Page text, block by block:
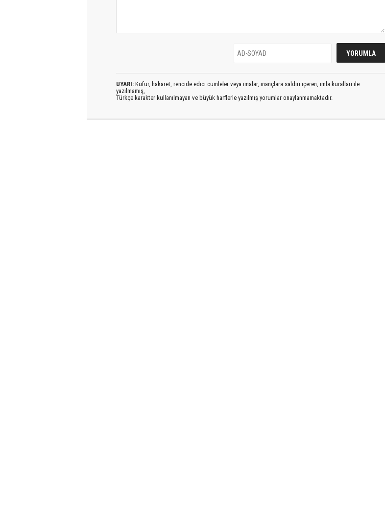
UYARI: Küfür, hakaret, rencide edici cümleler veya imalar, inançlara saldırı içeren, imla kuralları ile
yazılmamış,
Türkçe karakter kullanılmayan ve büyük harflerle yazılmış yorumlar onaylanmamaktadır.